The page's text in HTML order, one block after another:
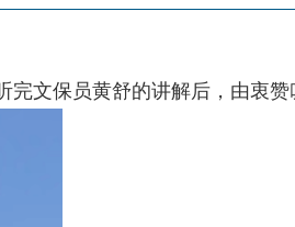
文保员黄舒的讲解后，由衷赞